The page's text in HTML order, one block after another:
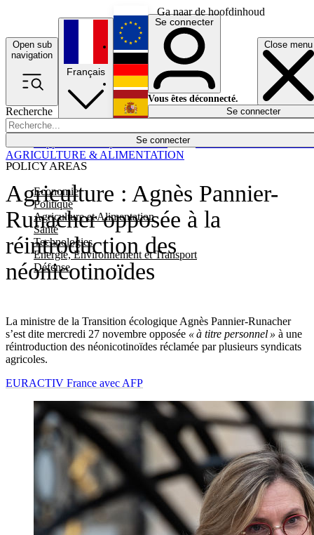
Ga naar de hoofdinhoud
Open sub
navigation
Close menu
Recherche
Se connecter
POLICY AREAS
Economie
Politique
Agriculture et Alimentation
Santé
Technologies
Energie, Environnement et Transport
Défense
Économie
Français
English
Deutsch
Español
Se connecter
Vous êtes déconnecté.
Se connecter
Agriculture : Agnès Pannier-
Runacher opposée à la
réintroduction des
néonicotinoïdes
La ministre de la Transition écologique Agnès Pannier-Runacher
s’est dite mercredi 27 novembre opposée « à titre personnel » à une
réintroduction des néonicotinoïdes réclamée par plusieurs syndicats
agricoles.
AGRICULTURE & ALIMENTATION
EURACTIV France avec AFP